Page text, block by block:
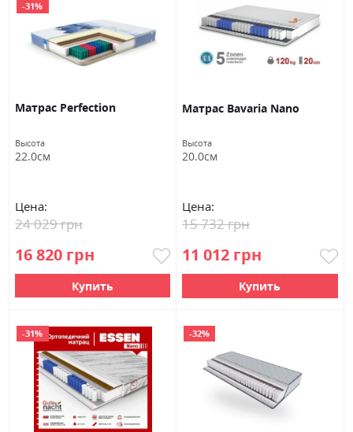
-31%
Матрас Perfection
Высота
22.0см
Цена:
16 820 грн
24 029 грн
Купить
Матрас Bavaria Nano
Высота
20.0см
Цена:
11 012 грн
15 732 грн
Купить
-31% -32%